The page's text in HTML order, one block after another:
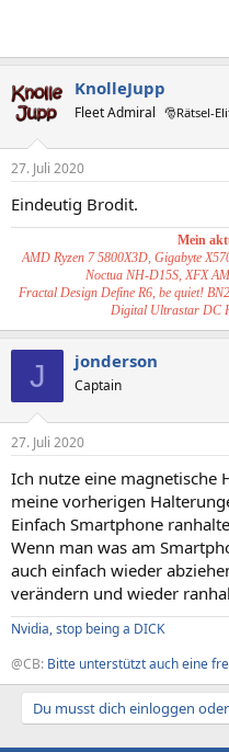
KnolleJupp
Fleet Admiral 🎅Rätsel-
27. Juli 2020
Eindeutig Brodit.
Mein
AMD Ryzen 7 5800X3D, Gigabyte
Noctua NH-D15S, XFX
Fractal Design Define R6, be quiet!
Digital Ultrastar DC
J jonderson
Captain
27. Juli 2020
Ich nutze eine magnetische
meine vorherigen
Einfach Smartphone
Wenn man was am
auch einfach wieder
verändern und wieder
Nvidia, stop being a DICK
@CB: Bitte unterstützt auch eine
Du musst dich einloggen